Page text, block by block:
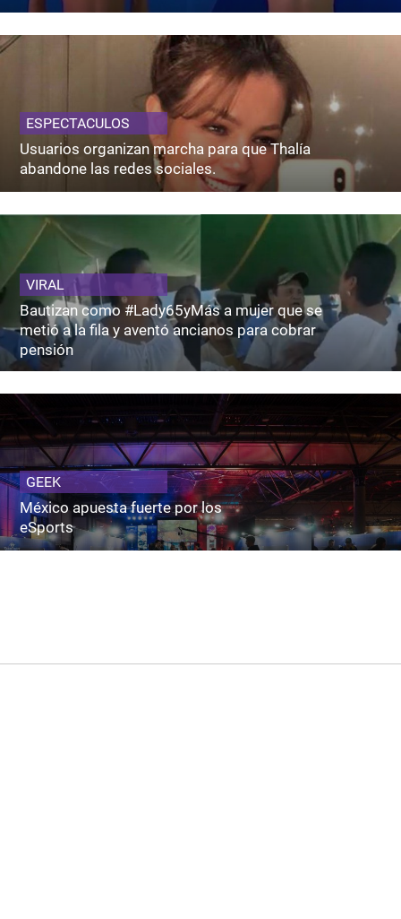
ESPECTACULOS
Usuarios organizan marcha para que Thalía
abandone las redes sociales.
VIRAL
Bautizan como #Lady65yMás a mujer que se
metió a la fila y aventó ancianos para cobrar
pensión
GEEK
México apuesta fuerte por los
eSports